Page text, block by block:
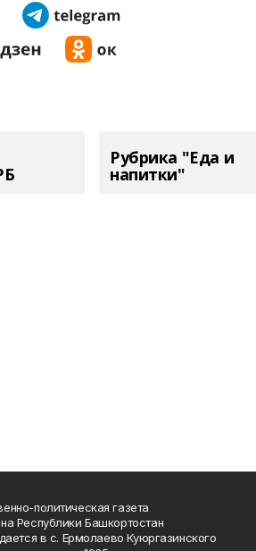
Рубрика "Еда и
напитки"
политическая газета
Республики Башкортостан
в с. Ермолаево Куюргазинского